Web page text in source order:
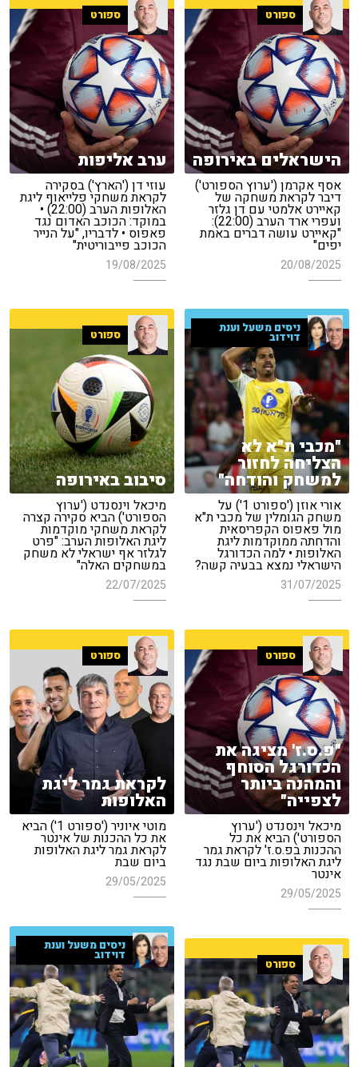
ספורט
הישראלים באירופה
אסף אקרמן ('ערוץ הספורט')
דיבר לקראת משחקה של
קאיירט אלמטי עם דן גלזר
ועפרי ארד הערב (22:00):
"קאיירט עושה דברים באמת
יפים"
20/08/2025
ספורט
ערב אליפות
עוזי דן ('הארץ') בסקירה
לקראת משחקי פלייאוף ליגת
האלופות הערב (22:00) •
במוקד: הכוכב האדום נגד
פאפוס • לדבריו, "על הנייר
הכוכב פייבוריטית"
19/08/2025
ניסים משעל וענת
דוידוב
"מכבי ת"א לא
הצליחה לחזור
למשחק והודחה"
אורי אוזן ('ספורט 1') על
משחק הגומלין של מכבי ת"א
מול פאפוס הקפריסאית
והדחתה ממוקדמות ליגת
האלופות • למה הכדורגל
הישראלי נמצא בבעיה קשה?
31/07/2025
ספורט
סיבוב באירופה
מיכאל וינסנדט ('ערוץ
הספורט') הביא סקירה קצרה
לקראת משחקי מוקדמות
ליגת האלופות הערב: "פרט
לגלזר אף ישראלי לא משחק
במשחקים האלה"
22/07/2025
ספורט
"פ.ס.ז' מציגה את
הכדורגל הסוחף
והמהנה ביותר
לצפייה"
מיכאל וינסנדט ('ערוץ
הספורט') הביא את כל
ההכנות בפ.ס.ז' לקראת גמר
ליגת האלופות ביום שבת נגד
אינטר
29/05/2025
ספורט
לקראת גמר ליגת
האלופות
מוטי איוניר ('ספורט 1') הביא
את כל ההכנות של אינטר
לקראת גמר ליגת האלופות
ביום שבת
29/05/2025
ניסים משעל וענת
דוידוב
ספורט